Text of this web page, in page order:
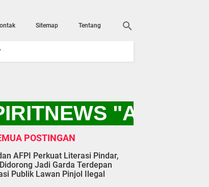
Sitemap Tentang
"AYO
POSTINGAN
AFPI Perkuat Literasi Pindar,
Jadi Garda Terdepan
Publik Lawan Pinjol Ilegal